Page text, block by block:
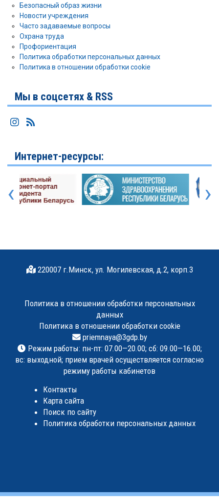
Безопасный образ жизни
Новости учреждения
Часто задаваемые вопросы
Охрана труда
Профориентация
Политика обработки персональных данных
Политика в отношении обработки cookie
Мы в соцсетях & RSS
Интернет-ресурсы:
‹ ›
220007 г.Минск, ул. Могилевская, д.2, корп.3
Политика в отношении обработки персональных
данных
Политика в отношении обработки cookie
priemnaya@3gdp.by
Режим работы: пн-пт: 07.00—20.00; сб: 09.00—16.00;
вс: выходной; прием врачей осуществляется согласно
режиму работы кабинетов
Контакты
Карта сайта
Поиск по сайту
Политика обработки персональных данных